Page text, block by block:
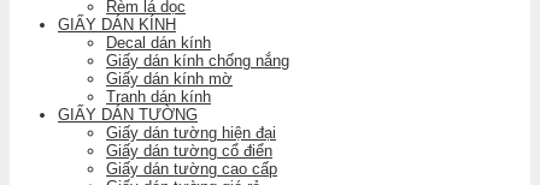
Rèm lá dọc
GIẤY DÁN KÍNH
Decal dán kính
Giấy dán kính chống nắng
Giấy dán kính mờ
Tranh dán kính
GIẤY DÁN TƯỜNG
Giấy dán tường hiện đại
Giấy dán tường cổ điển
Giấy dán tường cao cấp